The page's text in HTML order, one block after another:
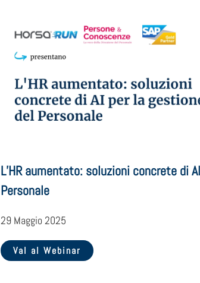
L’HR aumentato: soluzioni concrete di
Personale
29 Maggio 2025
Val al Webinar